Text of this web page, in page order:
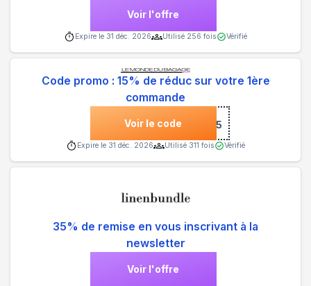
Voir l'offre
Expire le 31 déc. 2026 Utilisé 256 fois Vérifié
Code promo : 15% de réduc sur votre 1ère
commande
Voir le code***COME15
Expire le 31 déc. 2026 Utilisé 311 fois Vérifié
35% de remise en vous inscrivant à la
newsletter
Voir l'offre